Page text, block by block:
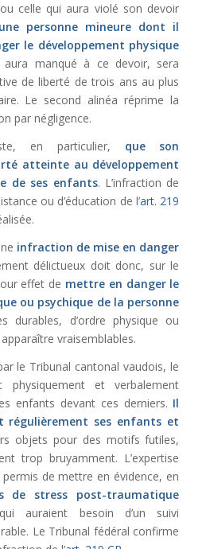
celle qui aura violé son devoir
une personne mineure dont il
le développement physique
manqué à ce devoir, sera
de liberté de trois ans au plus
Le second alinéa réprime la
par négligence.
en particulier, que son
atteinte au développement
de ses enfants. L’infraction de
ou d’éducation de l’art. 219
infraction de mise en danger
délictueux doit donc, sur le
effet de mettre en danger le
ou psychique de la personne
durables, d’ordre physique ou
vraisemblables.
le Tribunal cantonal vaudois, le
et verbalement
enfants devant ces derniers. Il
ses enfants et
objets pour des motifs futiles,
trop bruyamment. L’expertise
de mettre en évidence, en
de stress post-traumatique
auraient besoin d’un suivi
Le Tribunal fédéral confirme